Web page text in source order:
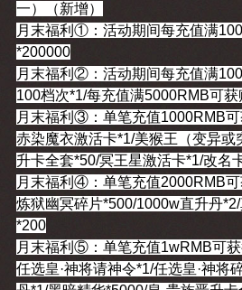
一）（新增）
月末福利①：活动期间每充值满
*200000
月末福利②：活动期间每充值满
100档次*1/每充值满5000RMB可
月末福利③：单笔充值1000RMB可
赤染魔衣激活卡*1/美猴王（变异或
升卡全套*50/冥王星激活卡*1/改名
月末福利④：单笔充值2000RMB可
炼狱幽冥碎片*500/1000w直升丹
*200
月末福利⑤：单笔充值1wRMB可获
任选皇·神将请神令*1/任选皇·神